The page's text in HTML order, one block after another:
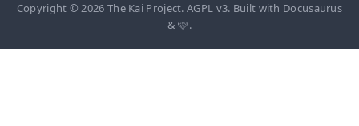
Copyright © 2026 The Kai Project. AGPL v3. Built with Docusaurus
& 🩷.